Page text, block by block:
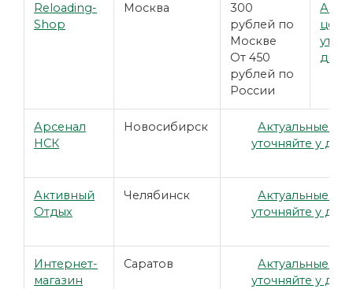
Reloading-
Shop
Москва
300
рублей по
Москве
От 450
рублей по
России
цены
Арсенал
НСК
Новосибирск
Актуальные
уточняйте у
Активный
Отдых
Челябинск
Актуальные
уточняйте у
Интернет-
магазин
Саратов
Актуальные
уточняйте у